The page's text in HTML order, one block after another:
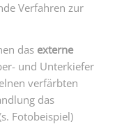
Verfahren zur
das externe
und Unterkiefer
verfärbten
das
Fotobeispiel)